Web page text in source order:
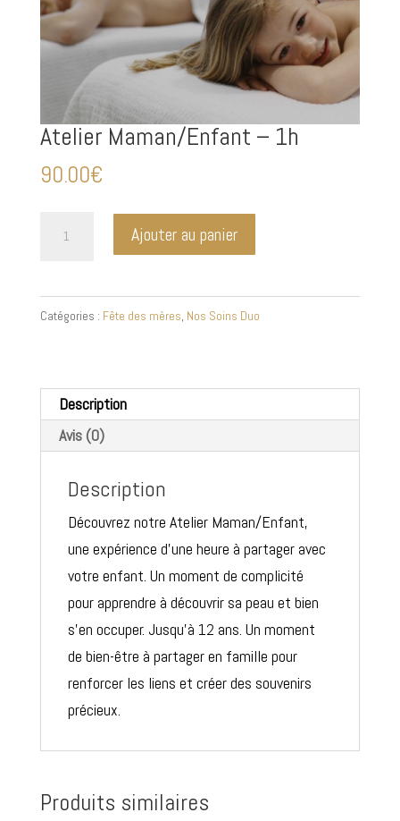
Atelier Maman/Enfant – 1h
90.00€
Ajouter au panier
Catégories : Fête des mères, Nos Soins Duo
Description
Avis (0)
Description
Découvrez notre Atelier Maman/Enfant,
une expérience d’une heure à partager avec
votre enfant. Un moment de complicité
pour apprendre à découvrir sa peau et bien
s’en occuper. Jusqu’à 12 ans. Un moment
de bien-être à partager en famille pour
renforcer les liens et créer des souvenirs
précieux.
Produits similaires